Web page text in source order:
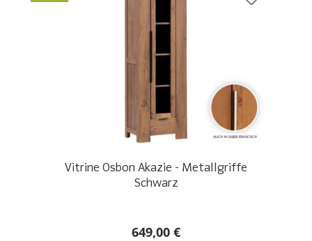
Vitrine Osbon Akazie - Metallgriffe
Schwarz
649,00 €